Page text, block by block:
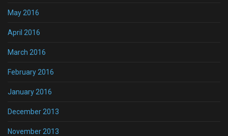
May 2016
April 2016
March 2016
February 2016
January 2016
December 2013
November 2013